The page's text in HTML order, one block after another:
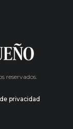
reservados.
privacidad